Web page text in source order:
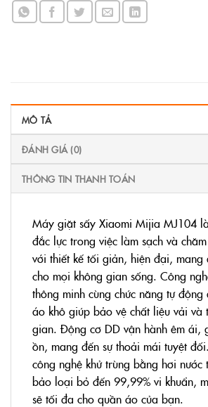
MÔ TẢ
ĐÁNH GIÁ (0)
THÔNG TIN THANH TOÁN
Máy giặt sấy Xiaomi Mijia MJ104
đắc lực trong việc làm sạch và
với thiết kế tối giản, hiện đại, mang
cho mọi không gian sống. Công
thông minh cùng chức năng tự
áo khô giúp bảo vệ chất liệu vải và
gian. Động cơ DD vận hành êm ái,
ồn, mang đến sự thoải mái tuyệt
công nghệ khử trùng bằng hơi nước
bảo loại bỏ đến 99,99% vi khuẩn,
sẽ tối đa cho quần áo của bạn.